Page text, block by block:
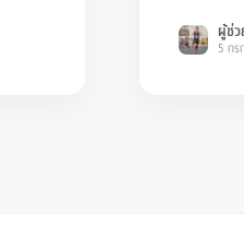
ผู้ช่ว
5 กร